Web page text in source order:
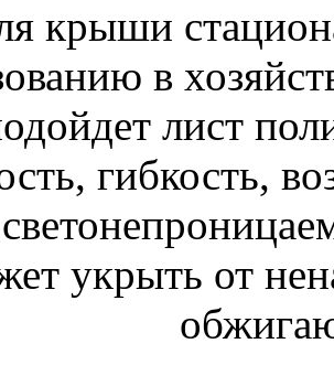
крыши
в
лист
гибкость,
укрыть от